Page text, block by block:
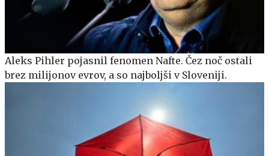
Aleks Pihler pojasnil fenomen Nafte. Čez noč ostali
brez milijonov evrov, a so najboljši v Sloveniji.